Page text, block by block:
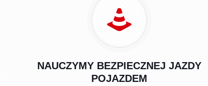
NAUCZYMY BEZPIECZNEJ JAZDY
POJAZDEM